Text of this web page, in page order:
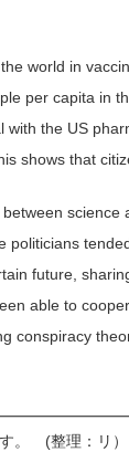
world in
per capita in
with the US
shows that
politicians
future,
able to
conspiracy
。 (整理：リ）